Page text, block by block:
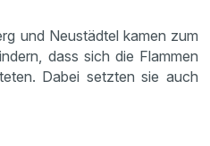
und Neustädtel kamen zum
dass sich die Flammen
Dabei setzten sie auch